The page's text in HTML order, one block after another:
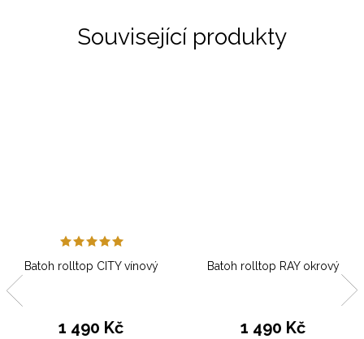
Související produkty
Batoh rolltop CITY vínový
1 490 Kč
Batoh rolltop RAY okrový
1 490 Kč